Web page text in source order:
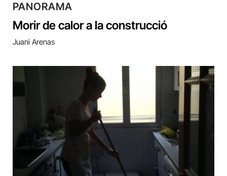
PANORAMA
Morir de calor a la construcció
Juani Arenas